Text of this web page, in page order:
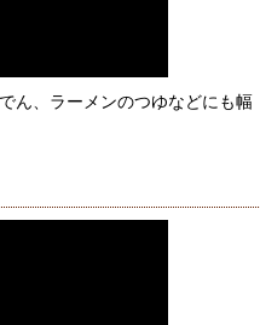
ん、ラーメンのつゆなどにも幅